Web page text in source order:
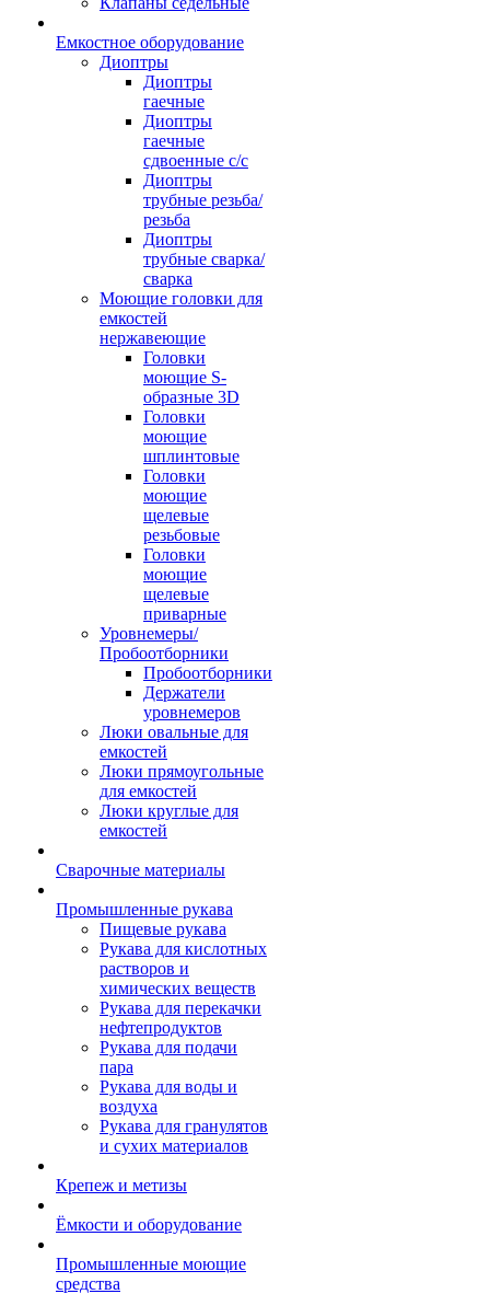
Емкостное оборудование
Диоптры
Диоптры
гаечные
Диоптры
гаечные
сдвоенные c/c
Диоптры
трубные резьба/
резьба
Диоптры
трубные сварка/
сварка
Моющие головки для
емкостей
нержавеющие
Головки
моющие S-
образные 3D
Головки
моющие
шплинтовые
Головки
моющие
щелевые
резьбовые
Головки
моющие
щелевые
приварные
Уровнемеры/
Пробоотборники
Пробоотборники
Держатели
уровнемеров
Люки овальные для
емкостей
Люки прямоугольные
для емкостей
Люки круглые для
емкостей
Сварочные материалы
Промышленные рукава
Пищевые рукава
Рукава для кислотных
растворов и
химических веществ
Рукава для перекачки
нефтепродуктов
Рукава для подачи
пара
Рукава для воды и
воздуха
Рукава для гранулятов
и сухих материалов
Крепеж и метизы
Ёмкости и оборудование
Промышленные моющие
средства